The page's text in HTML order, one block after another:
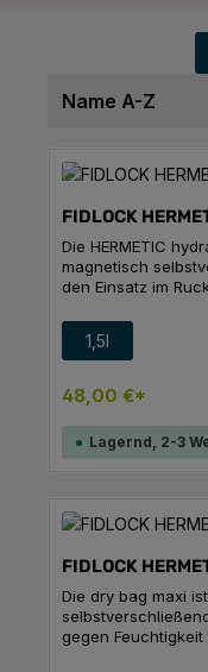
FIDLOCK
Die HERMETIC
magnetisch
den Einsatz im
schnell und
automatisch, was
Wandern
Magnetreihen
während der
Taschenklappe
Reinigung.
Volumen
1,5l
48,00 €*
Lagernd, 2-3
FIDLOCK
Die dry bag maxi
gegen